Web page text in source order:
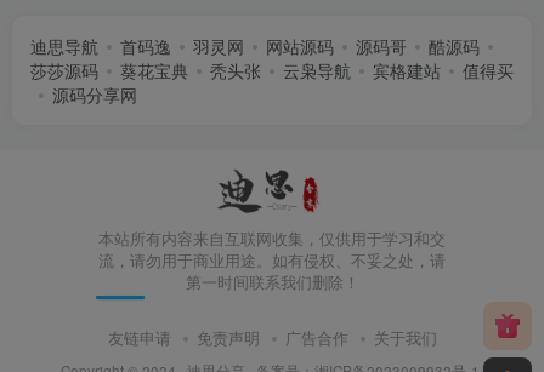
迪思导航 首码逸 羽灵网 网站源码 源码哥
酷源码
莎莎源码
葵花宝典 秃头张 云枭导航 宾格建站
值得买
源码分享网
本站所有内容来自互联网收集，仅供用于学习和交
流，请勿用于商业用途。如有侵权、不妥之处，请
第一时间联系我们删除！
友链申请 免责声明 广告合作 关于我们